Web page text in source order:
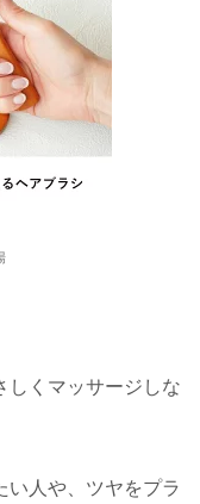
しくマッサージしな
い人や、ツヤをプラ